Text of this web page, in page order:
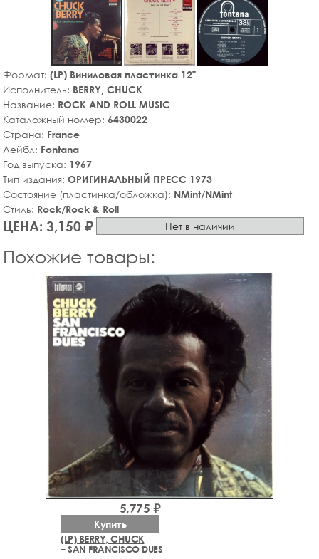
Формат: (LP) Виниловая пластинка 12"
Исполнитель: BERRY, CHUCK
Название: ROCK AND ROLL MUSIC
Каталожный номер: 6430022
Страна: France
Лейбл: Fontana
Год выпуска: 1967
Тип издания: ОРИГИНАЛЬНЫЙ ПРЕСС 1973
Состояние (пластинка/обложка): NMint/NMint
Стиль: Rock/Rock & Roll
ЦЕНА: 3,150 ₽ Нет в наличии
Похожие товары:
(LP) BERRY, CHUCK
– SAN FRANCISCO DUES
5,775 ₽
Купить